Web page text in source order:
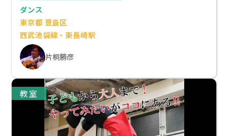
ダンス
東京都 豊島区
西武池袋線・東長崎駅
片桐勝彦
教室